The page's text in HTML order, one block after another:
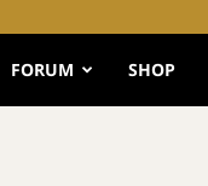
FORUM SHOP